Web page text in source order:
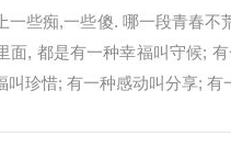
一些痴,一些傻. 哪一段青春
面, 都是有一种幸福叫守候;
叫珍惜; 有一种感动叫分享; 有